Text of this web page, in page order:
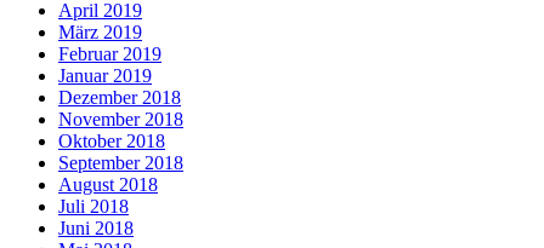
April 2019
März 2019
Februar 2019
Januar 2019
Dezember 2018
November 2018
Oktober 2018
September 2018
August 2018
Juli 2018
Juni 2018